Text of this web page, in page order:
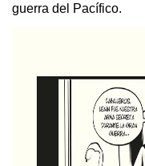
guerra del Pacífico.